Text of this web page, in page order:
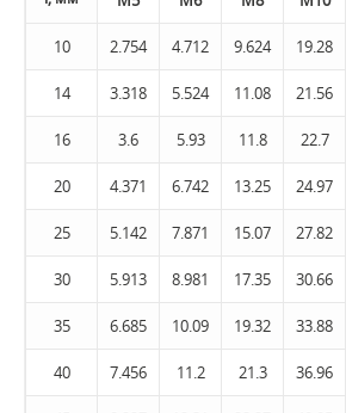
10 2.754 4.712 9.624 19.28
14 3.318 5.524 11.08 21.56
16 3.6 5.93 11.8 22.7
20 4.371 6.742 13.25 24.97
25 5.142 7.871 15.07 27.82
30 5.913 8.981 17.35 30.66
35 6.685 10.09 19.32 33.88
40 7.456 11.2 21.3 36.96